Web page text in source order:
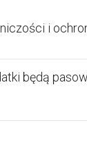
i
będą